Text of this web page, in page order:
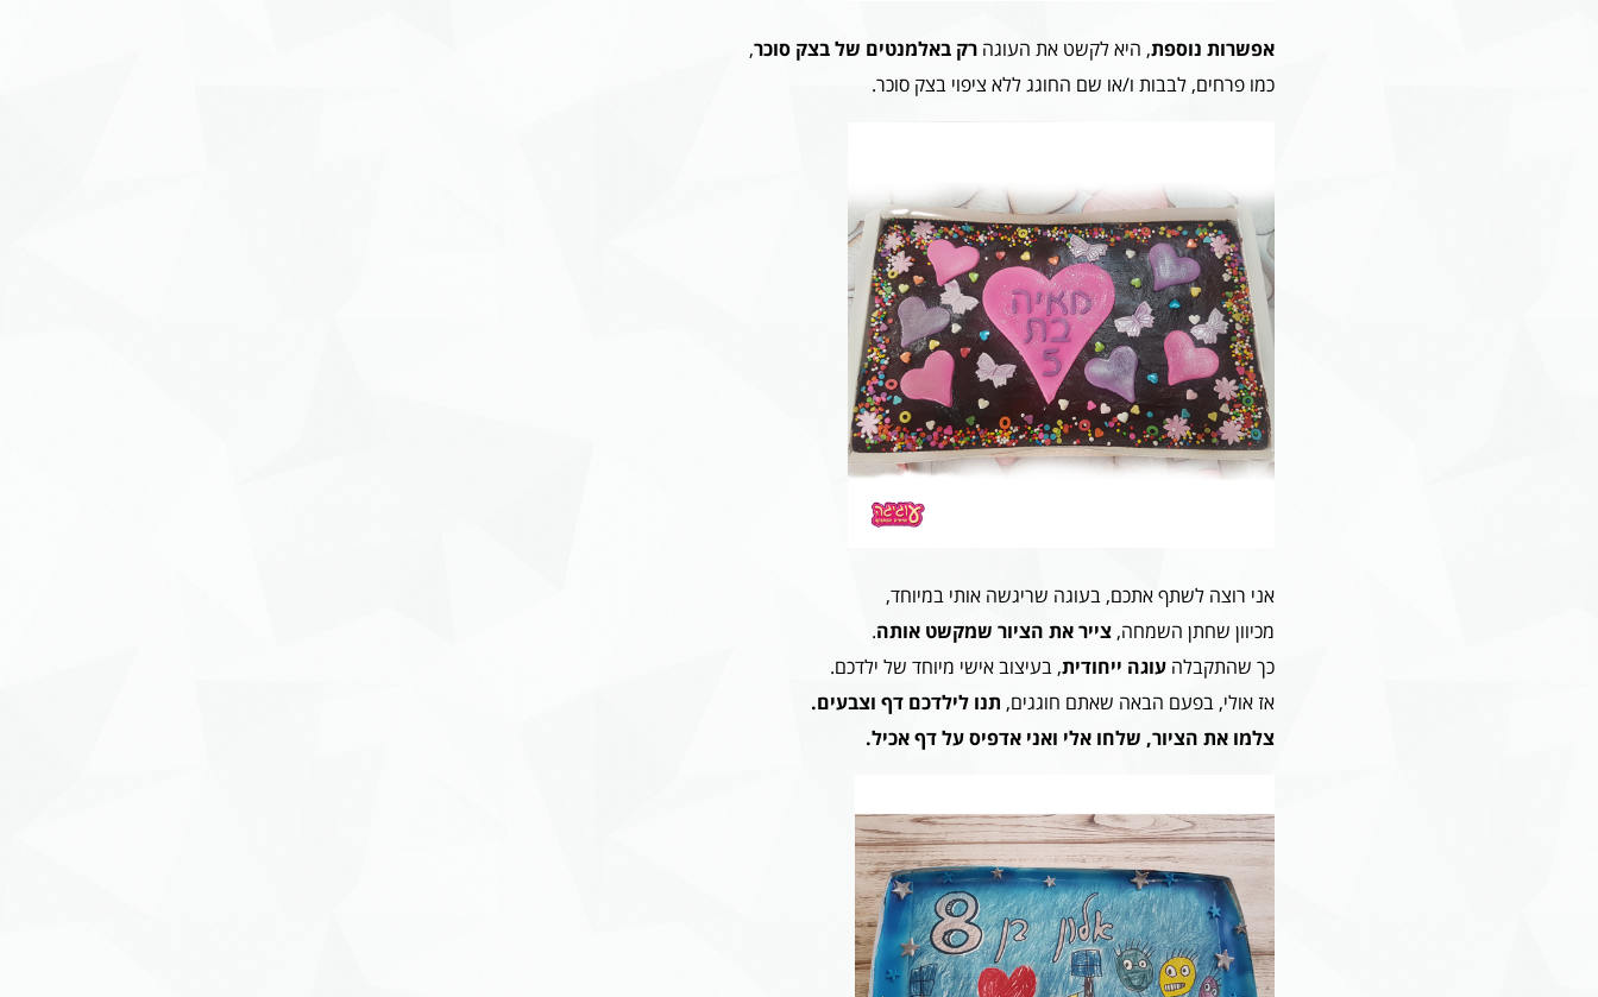
אפשרות נוספת, היא לקשט את העוגה רק באלמנטים של בצק סוכר,
כמו פרחים, לבבות ו/או שם החוגג ללא ציפוי בצק סוכר.
אני רוצה לשתף אתכם, בעוגה שריגשה אותי במיוחד,
מכיוון שחתן השמחה, צייר את הציור שמקשט אותה.
כך שהתקבלה עוגה ייחודית, בעיצוב אישי מיוחד של ילדכם.
אז אולי, בפעם הבאה שאתם חוגגים, תנו לילדכם דף וצבעים.
צלמו את הציור, שלחו אלי ואני אדפיס על דף אכיל.